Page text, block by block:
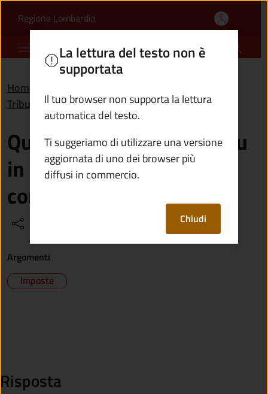
Quali sono le aliquote
Regione Lombardia(apre in un'altra scheda).
Comune di Capo di Ponte
Home
Tributi, finanze e contravvenzioni
Quali sono le aliquote Imu
in vigore per l’anno
corrente?
La lettura del testo non è
supportata
Il tuo browser non supporta la lettura
automatica del testo.
Ti suggeriamo di utilizzare una versione
aggiornata di uno dei browser più
diffusi in commercio.
Chiudi
Argomenti
Imposte
Risposta